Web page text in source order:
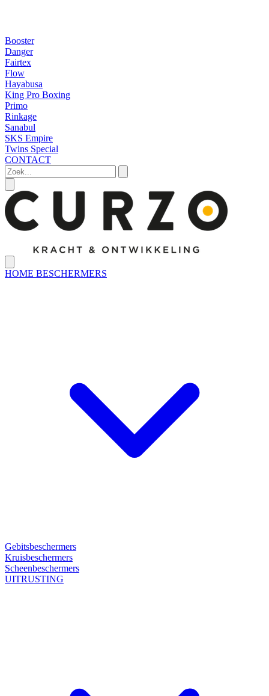
Booster
Danger
Fairtex
Flow
Hayabusa
King Pro Boxing
Primo
Rinkage
Sanabul
SKS Empire
Twins Special
CONTACT
HOME BESCHERMERS
Gebitsbeschermers
Kruisbeschermers
Scheenbeschermers
UITRUSTING